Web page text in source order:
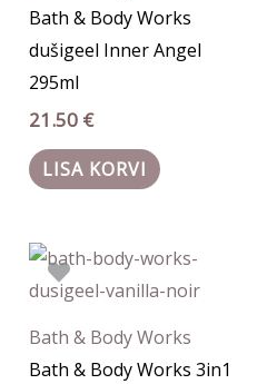
Bath & Body Works
dušigeel Inner Angel
295ml
21.50 €
LISA KORVI
Bath & Body Works
Bath & Body Works 3in1